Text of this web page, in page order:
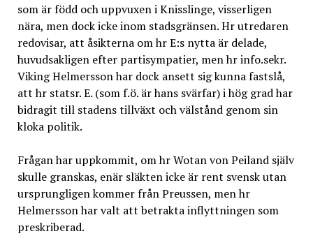
som är född och uppvuxen i Knisslinge, visserligen
nära, men dock icke inom stadsgränsen. Hr utredaren
redovisar, att åsikterna om hr E:s nytta är delade,
huvudsakligen efter partisympatier, men hr info.sekr.
Viking Helmersson har dock ansett sig kunna fastslå,
att hr statsr. E. (som f.ö. är hans svärfar) i hög grad har
bidragit till stadens tillväxt och välstånd genom sin
kloka politik.
Frågan har uppkommit, om hr Wotan von Peiland själv
skulle granskas, enär släkten icke är rent svensk utan
ursprungligen kommer från Preussen, men hr
Helmersson har valt att betrakta inflyttningen som
preskriberad.